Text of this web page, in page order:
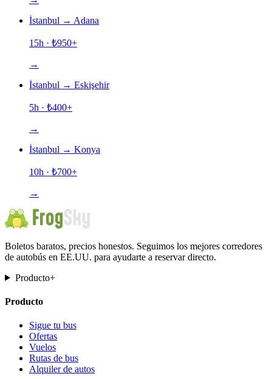
İstanbul → Adana
15h · ₺950+
→
İstanbul → Eskişehir
5h · ₺400+
→
İstanbul → Konya
10h · ₺700+
→
Boletos baratos, precios honestos. Seguimos los mejores corredores
de autobús en EE.UU. para ayudarte a reservar directo.
Producto+
Producto
Sigue tu bus
Ofertas
Vuelos
Rutas de bus
Alquiler de autos